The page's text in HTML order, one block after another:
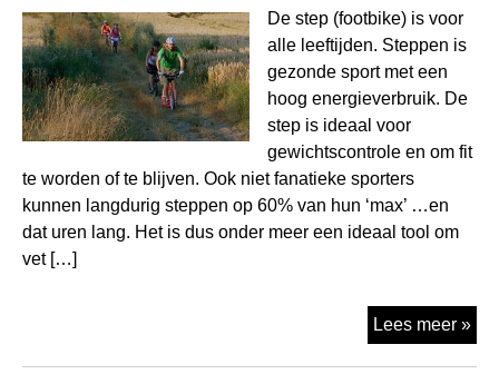
De step (footbike) is voor
alle leeftijden. Steppen is
gezonde sport met een
hoog energieverbruik. De
step is ideaal voor
gewichtscontrole en om fit
te worden of te blijven. Ook niet fanatieke sporters
kunnen langdurig steppen op 60% van hun ‘max’ …en
dat uren lang. Het is dus onder meer een ideaal tool om
vet […]
Lees meer »
op